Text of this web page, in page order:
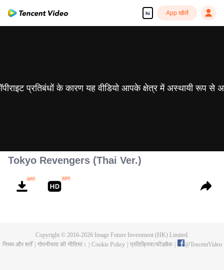
hi App खोलें
प्रतिबंधों के कारण यह वीडियो आपके क्षेत्र में अस्थायी रूप से
Tokyo Revengers (Thai Ver.)
Copyright © 2016-2026Image Future Investment (HK) Limited.
नियम और शर्तें
गोपनीयता की नीतियां। Cookie Policy प्रतिक्रिया/फीडबैक @TencentVideo